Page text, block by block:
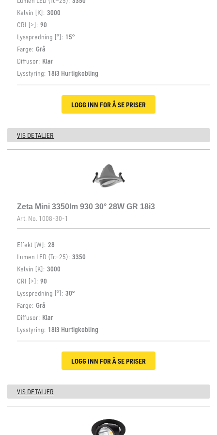
Kelvin [K]: 3000
CRI [>]: 90
Lysspredning [°]: 15°
Farge: Grå
Diffusor: Klar
Lysstyring: 18i3 Hurtigkobling
LOGG INN FOR Å SE PRISER
VIS DETALJER
Zeta Mini 3350lm 930 30° 28W GR 18i3
Art. No. 1008-30-1
Effekt [W]: 28
Lumen LED (Tc=25): 3350
Kelvin [K]: 3000
CRI [>]: 90
Lysspredning [°]: 30°
Farge: Grå
Diffusor: Klar
Lysstyring: 18i3 Hurtigkobling
LOGG INN FOR Å SE PRISER
VIS DETALJER